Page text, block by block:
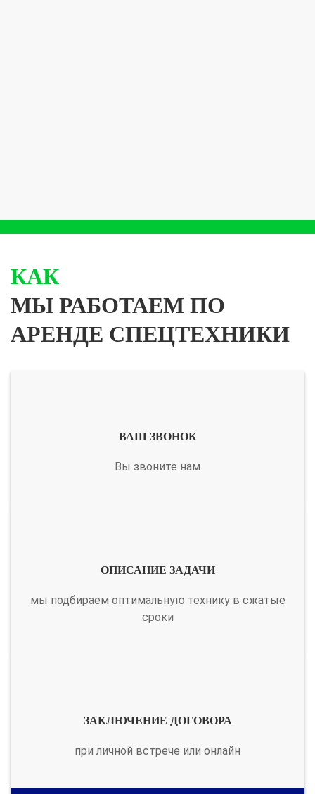
КАК
МЫ РАБОТАЕМ ПО
АРЕНДЕ СПЕЦТЕХНИКИ
ВАШ ЗВОНОК
Вы звоните нам
ОПИСАНИЕ ЗАДАЧИ
мы подбираем оптимальную технику в сжатые
сроки
ЗАКЛЮЧЕНИЕ ДОГОВОРА
при личной встрече или онлайн